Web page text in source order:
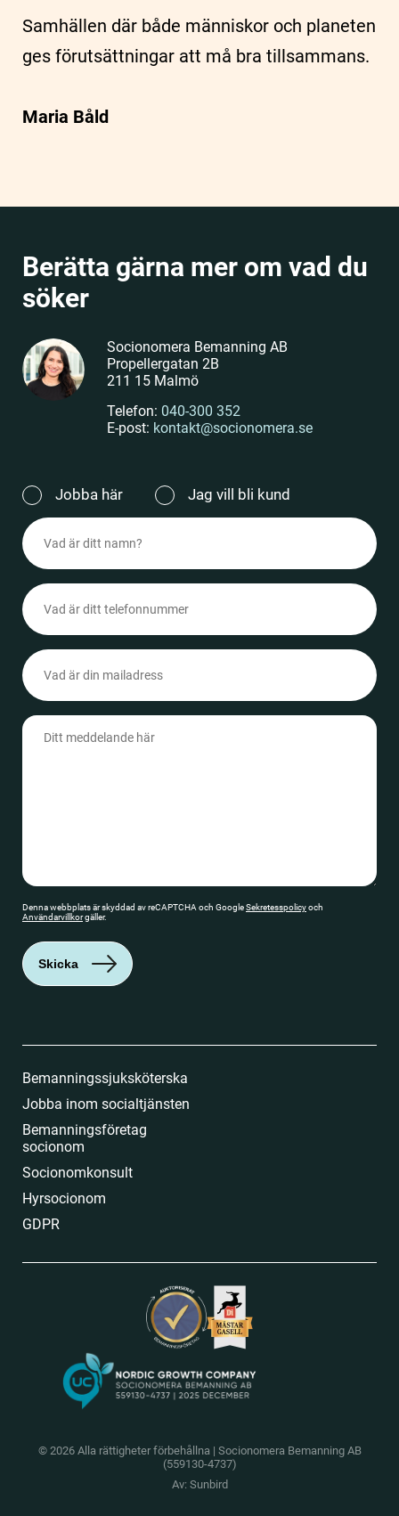
Samhällen där både människor och planeten
ges förutsättningar att må bra tillsammans.
Maria Båld
Berätta gärna mer om vad du
söker
Socionomera Bemanning AB
Propellergatan 2B
211 15 Malmö
Telefon: 040-300 352
E-post: kontakt@socionomera.se
Jag
vill
(Obligatoriskt)
Jobba här Jag vill bli kund
Namn
(Obligatoriskt)
Telefonnummer
(Obligatoriskt)
Epost
(Obligatoriskt)
Meddelande
(Obligatoriskt)
Denna webbplats är skyddad av reCAPTCHA och GoogleSekretesspolicyoch
Användarvillkorgäller.
Skicka
Bemanningssjuksköterska
Jobba inom socialtjänsten
Bemanningsföretag
socionom
Socionomkonsult
Hyrsocionom
GDPR
© 2026 Alla rättigheter förbehållna | Socionomera Bemanning AB
(559130-4737)
Av: Sunbird